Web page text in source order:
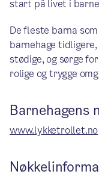
start på livet i
De fleste barna
barnehage
stødige, og sørge
rolige og trygge
Barnehagens
www.lykketrollet.no